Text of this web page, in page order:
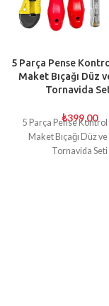
5 Parça Pense
Maket Bıçağı Düz
Tornavida
₺399,00
5 Parça Pense
Maket Bıçağı Düz ve
Tornavida Seti